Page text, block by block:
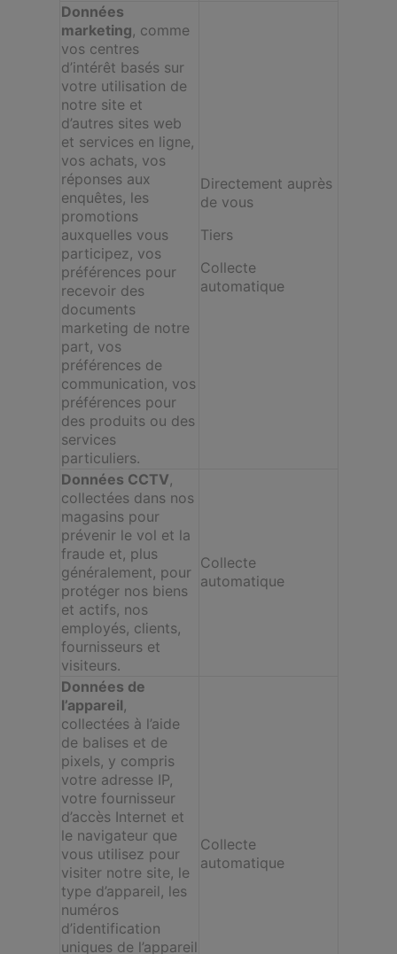
Données
marketing, comme
vos centres
d’intérêt basés sur
votre utilisation de
notre site et
d’autres sites web
et services en ligne,
vos achats, vos
réponses aux
enquêtes, les
promotions
auxquelles vous
participez, vos
préférences pour
recevoir des
documents
marketing de notre
part, vos
préférences de
communication, vos
préférences pour
des produits ou des
services
particuliers.
Directement auprès
de vous
Tiers
Collecte
automatique
Données CCTV,
collectées dans nos
magasins pour
prévenir le vol et la
fraude et, plus
généralement, pour
protéger nos biens
et actifs, nos
employés, clients,
fournisseurs et
visiteurs.
Collecte
automatique
Données de
l’appareil,
collectées à l’aide
de balises et de
pixels, y compris
votre adresse IP,
votre fournisseur
d’accès Internet et
le navigateur que
vous utilisez pour
visiter notre site, le
type d’appareil, les
numéros
d’identification
uniques de l’appareil
Collecte
automatique